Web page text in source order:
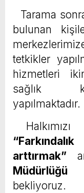
Tarama
bulunan
tetkikler
hizmetleri
sağlık
yapılmaktadır.
Halkımızı
arttırmak”
bekliyoruz.